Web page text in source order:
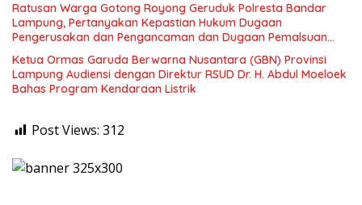
Ratusan Warga Gotong Royong Geruduk Polresta Bandar
Lampung, Pertanyakan Kepastian Hukum Dugaan
Pengerusakan dan Pengancaman dan Dugaan Pemalsuan
Ketua Ormas Garuda Berwarna Nusantara (GBN) Provinsi
Lampung Audiensi dengan Direktur RSUD Dr. H. Abdul Moeloek
Bahas Program Kendaraan Listrik
Post Views: 312